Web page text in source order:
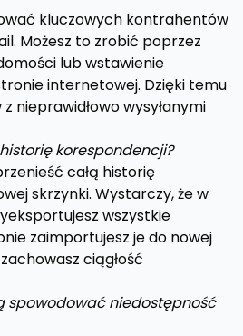
kluczowych kontrahentów
Możesz to zrobić poprzez
lub wstawienie
internetowej. Dzięki temu
nieprawidłowo wysyłanymi
korespondencji?
całą historię
skrzynki. Wystarczy, że w
wszystkie
zaimportujesz je do nowej
ciągłość
spowodować niedostępność